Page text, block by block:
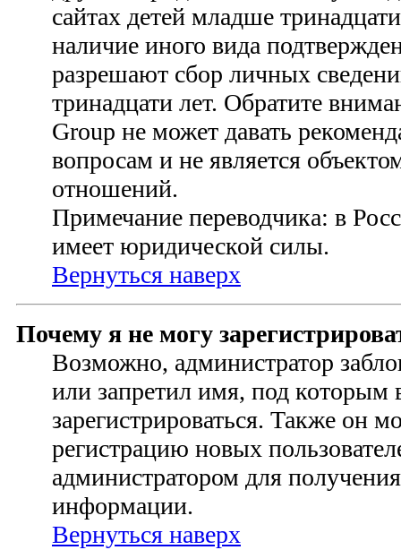
сайтах детей младше
наличие иного вида
разрешают сбор личных
тринадцати лет. Обратите
Group не может давать
вопросам и не является
отношений.
Примечание переводчика: в
имеет юридической силы.
Вернуться наверх
Почему я не могу
Возможно, администратор
или запретил имя, под которым
зарегистрироваться. Также он
регистрацию новых
администратором для
информации.
Вернуться наверх